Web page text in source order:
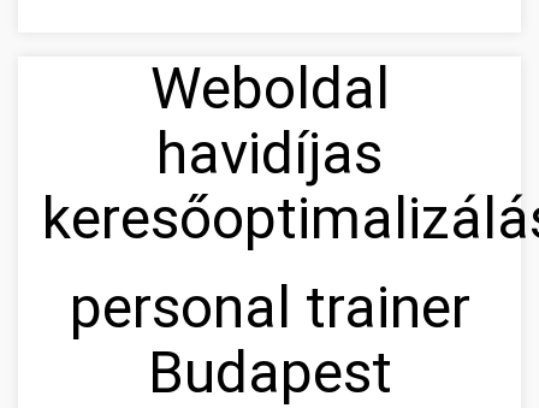
Weboldal
havidíjas
personal trainer
Budapest